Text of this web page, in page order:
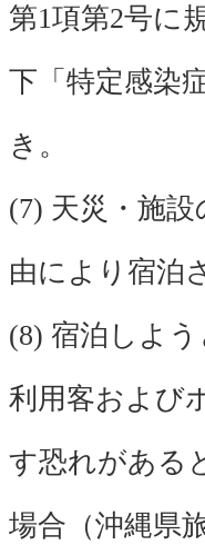
第1項第2号に
下「特定感染
き。
(7) 天災・施
由により宿泊
(8) 宿泊しよ
利用客および
す恐れがある
場合（沖縄県